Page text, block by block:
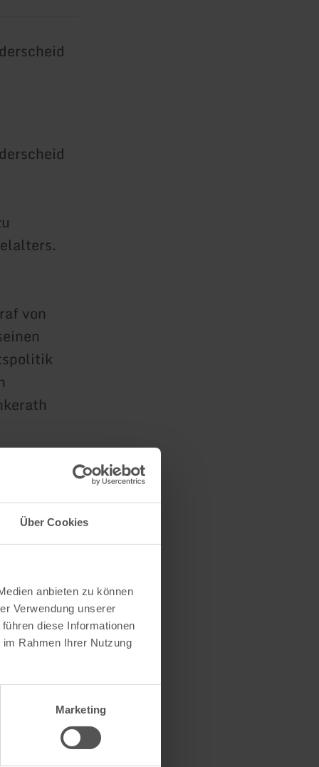
Über Cookies
anbieten zu können
Verwendung unserer
diese Informationen
Rahmen Ihrer Nutzung
Marketing
von